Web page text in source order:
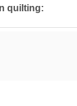
quilting: